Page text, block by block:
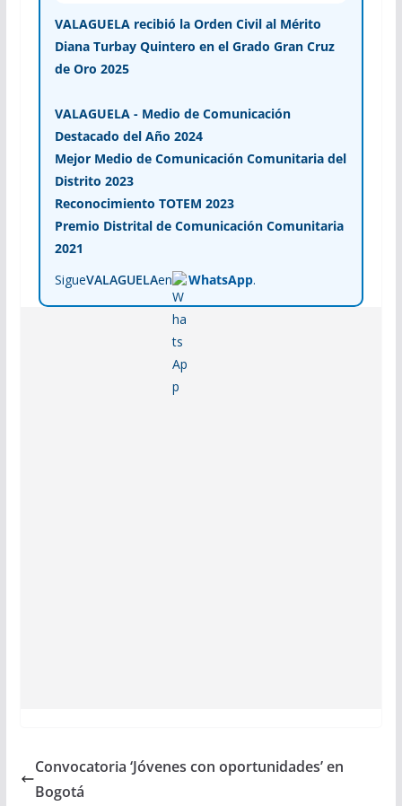
VALAGUELA recibió la Orden Civil al Mérito
Diana Turbay Quintero en el Grado Gran Cruz
de Oro 2025
VALAGUELA - Medio de Comunicación
Destacado del Año 2024
Mejor Medio de Comunicación Comunitaria del
Distrito 2023
Reconocimiento TOTEM 2023
Premio Distrital de Comunicación Comunitaria
2021
SigueVALAGUELAen WhatsApp.
Convocatoria ‘Jóvenes con oportunidades’ en
Bogotá